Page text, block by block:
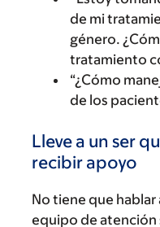
de mi
género.
tratamiento
“¿Cómo
de los
Lleve a un ser
recibir apoyo
No tiene que
equipo de atención